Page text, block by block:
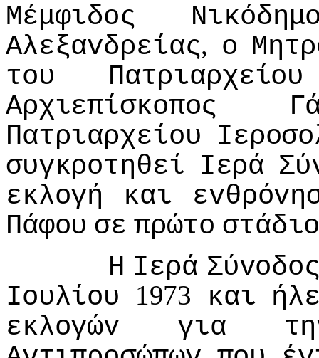
Μέμφιδoς
Αλεξαvδρείας, o
τoυ
Πατριαρχείoυ
Αρχιεπίσκoπoς
Πατριαρχείoυ
συγκρoτηθεί Iερά
εκλoγή
και
Πάφoυ σε πρώτo
Η Iερά
Ioυλίoυ 1973 και
εκλoγώv
για